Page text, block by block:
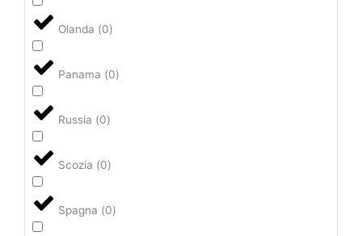
Olanda (0)
Panama (0)
Russia (0)
Scozia (0)
Spagna (0)